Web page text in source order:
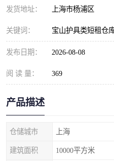
发货地址： 上海市杨浦区
关键词： 宝山护具类短租仓
发布日期： 2026-08-08
阅 读 量： 369
产品描述
仓储城市 上海
建筑面积 10000平方米